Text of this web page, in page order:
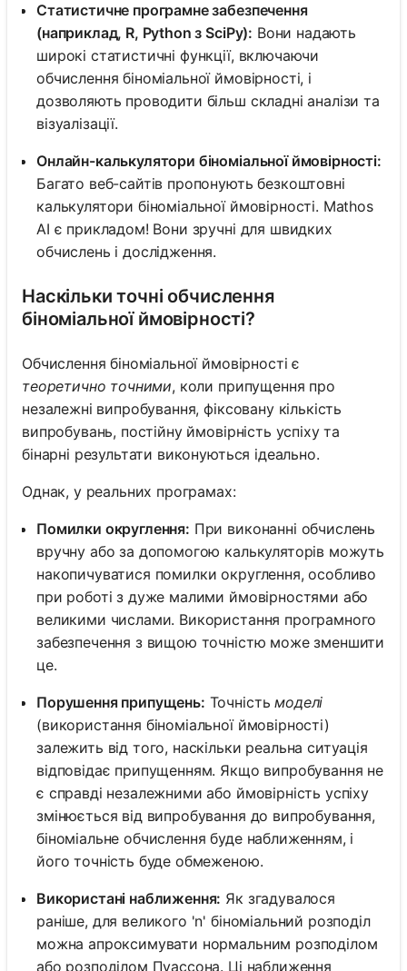
Статистичне програмне забезпечення
(наприклад, R, Python з SciPy): Вони надають
широкі статистичні функції, включаючи
обчислення біноміальної ймовірності, і
дозволяють проводити більш складні аналізи та
візуалізації.
Онлайн-калькулятори біноміальної ймовірності:
Багато веб-сайтів пропонують безкоштовні
калькулятори біноміальної ймовірності. Mathos
AI є прикладом! Вони зручні для швидких
обчислень і дослідження.
Наскільки точні обчислення
біноміальної ймовірності?
Обчислення біноміальної ймовірності є
теоретично точними, коли припущення про
незалежні випробування, фіксовану кількість
випробувань, постійну ймовірність успіху та
бінарні результати виконуються ідеально.
Однак, у реальних програмах:
Помилки округлення: При виконанні обчислень
вручну або за допомогою калькуляторів можуть
накопичуватися помилки округлення, особливо
при роботі з дуже малими ймовірностями або
великими числами. Використання програмного
забезпечення з вищою точністю може зменшити
це.
Порушення припущень: Точністьмоделі
(використання біноміальної ймовірності)
залежить від того, наскільки реальна ситуація
відповідає припущенням. Якщо випробування не
є справді незалежними або ймовірність успіху
змінюється від випробування до випробування,
біноміальне обчислення буде наближенням, і
його точність буде обмеженою.
Використані наближення: Як згадувалося
раніше, для великого 'n' біноміальний розподіл
можна апроксимувати нормальним розподілом
або розподілом Пуассона. Ці наближення